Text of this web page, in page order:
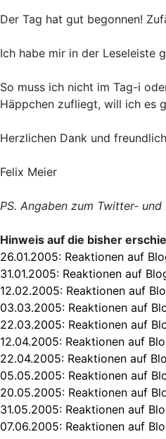
Der Tag hat gut begonnen!
Ich habe mir in der Leseleiste
So muss ich nicht im Tag-i
Häppchen zufliegt, will ich es
Herzlichen Dank und
Felix Meier
PS. Angaben zum Twitter-
Hinweis auf die bisher
26.01.2005: Reaktionen auf
31.01.2005: Reaktionen auf
12.02.2005: Reaktionen auf
03.03.2005: Reaktionen auf
22.03.2005: Reaktionen auf
12.04.2005: Reaktionen auf
22.04.2005: Reaktionen auf
05.05.2005: Reaktionen auf
20.05.2005: Reaktionen auf
31.05.2005: Reaktionen auf
07.06.2005: Reaktionen auf